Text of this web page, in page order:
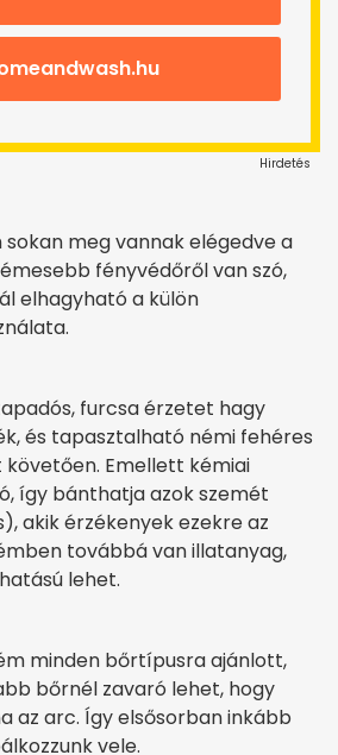
Hirdetés
meg vannak elégedve a
fényvédőről van szó,
elhagyható a külön
furcsa érzetet hagy
és tapasztalható némi fehéres
Emellett kémiai
így bánthatja azok szemét
akik érzékenyek ezekre az
továbbá van illatanyag,
lehet.
minden bőrtípusra ajánlott,
bőrnél zavaró lehet, hogy
az arc. Így elsősorban inkább
vele.